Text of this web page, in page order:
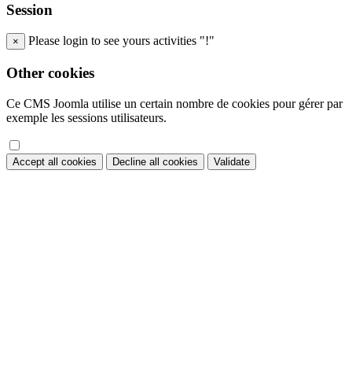
Session
× Please login to see yours activities "!"
Other cookies
Ce CMS Joomla utilise un certain nombre de cookies pour gérer par
exemple les sessions utilisateurs.
Accept all cookies Decline all cookies Validate